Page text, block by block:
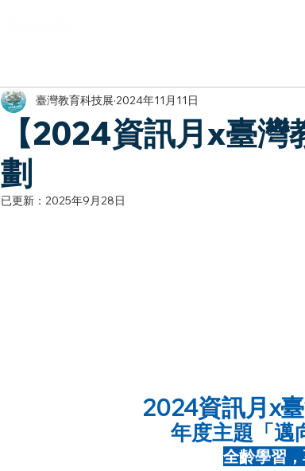
【2024資訊月x臺
劃
臺灣教育科技展 2024年11月11日
已更新： 2025年9月28日
2024資訊月x
年度主題「邁
全齡學習